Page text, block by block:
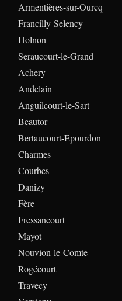
Armentières-sur-Ourcq
Francilly-Selency
Holnon
Seraucourt-le-Grand
Achery
Andelain
Anguilcourt-le-Sart
Beautor
Bertaucourt-Epourdon
Charmes
Courbes
Danizy
Fère
Fressancourt
Mayot
Nouvion-le-Comte
Rogécourt
Travecy